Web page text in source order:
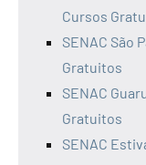
Cursos
SENAC São
Gratuitos
SENAC
Gratuitos
SENAC